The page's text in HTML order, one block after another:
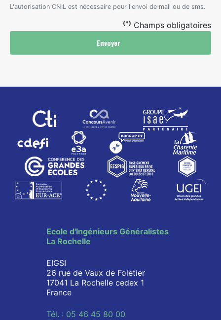
L'autorisation CNIL est nécessaire pour l'envoi de mail ou de sms.
(*) Champs obligatoires
Envoyer
Ecole d'Ingénieurs Généralistes
La Rochelle
EIGSI
26 rue de Vaux de Foletier
17041 La Rochelle cedex 1
France
Tél. : 05 46 45 80 00